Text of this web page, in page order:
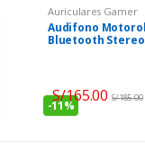
Auriculares Gamer
Audifono
Bluetooth Stereo
-11%
S/165.00 S/185.00